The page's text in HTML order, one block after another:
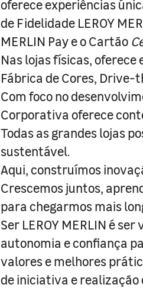
oferece experiências
de Fidelidade LEROY
MERLIN Pay e o Cartão
Nas lojas físicas,
Fábrica de Cores, Drive-
Com foco no
Corporativa oferece
Todas as grandes lojas
sustentável.
Aqui, construímos
Crescemos juntos,
para chegarmos mais
Ser LEROY MERLIN é
autonomia e confiança
valores e melhores
de iniciativa e